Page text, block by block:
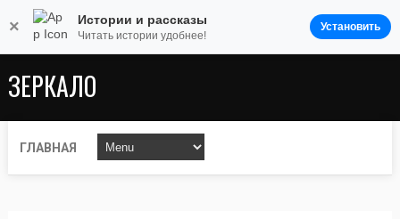
ЗЕРКАЛО
ГЛАВНАЯ
× Истории и рассказы
Читать истории удобнее!
Установить